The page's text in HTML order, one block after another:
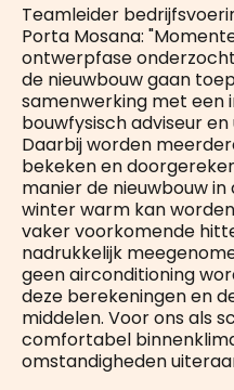
Teamleider
Porta Mosana:
ontwerpfase
de nieuwbouw gaan
samenwerking met een
bouwfysisch adviseur
Daarbij worden
bekeken en
manier de nieuwbouw
winter warm kan
vaker voorkomende
nadrukkelijk
geen airconditioning
deze berekeningen en
middelen. Voor ons als
comfortabel
omstandigheden